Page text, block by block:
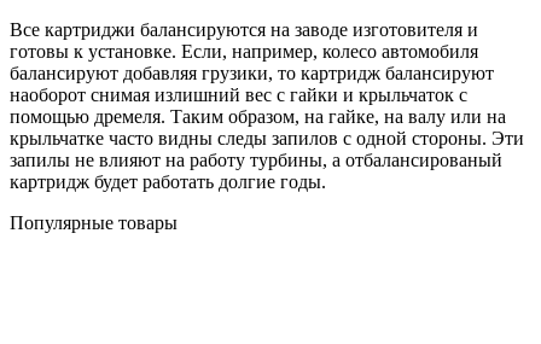
Все картриджи балансируются на заводе изготовителя и
готовы к установке. Если, например, колесо автомобиля
балансируют добавляя грузики, то картридж балансируют
наоборот снимая излишний вес с гайки и крыльчаток с
помощью дремеля. Таким образом, на гайке, на валу или на
крыльчатке часто видны следы запилов с одной стороны. Эти
запилы не влияют на работу турбины, а отбалансированый
картридж будет работать долгие годы.
Популярные товары